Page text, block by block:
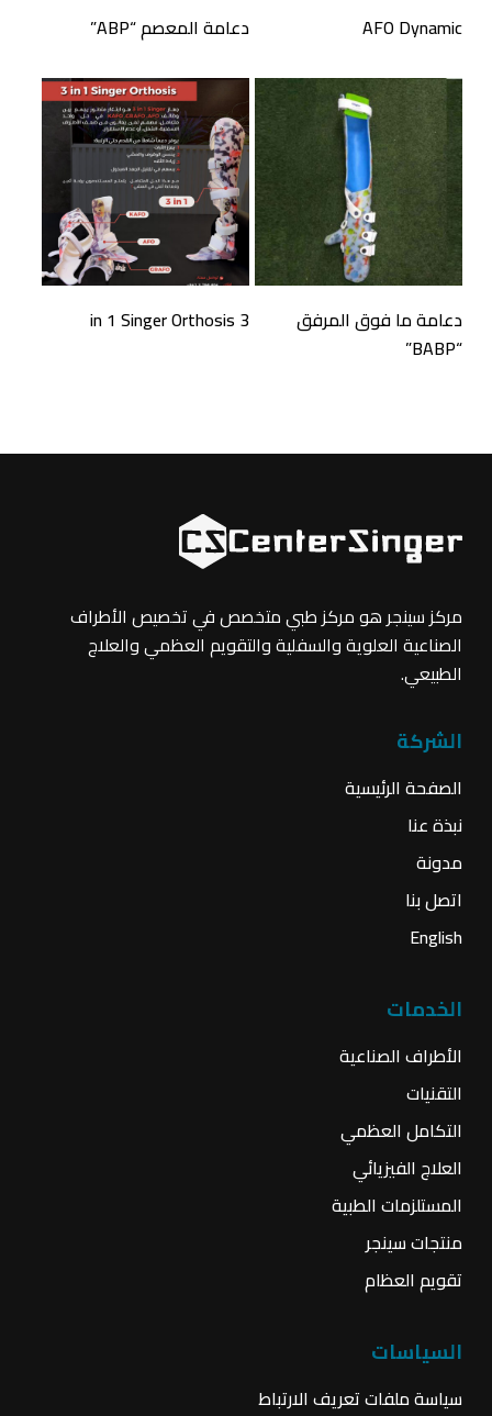
قراءة المزيد
AFO Dynamic قراءة المزيد
دعامة المعصم “ABP”
قراءة المزيد
دعامة ما فوق المرفق
“BABP”
قراءة المزيد 3 in 1 Singer Orthosis
مركز سينجر هو مركز طبي متخصص في تخصيص الأطراف
الصناعية العلوية والسفلية والتقويم العظمي والعلاج
الطبيعي.
الشركة
الصفحة الرئيسية
نبذة عنا
مدونة
اتصل بنا
English
الخدمات
الأطراف الصناعية
التقنيات
التكامل العظمي
العلاج الفيزيائي
المستلزمات الطبية
منتجات سينجر
تقويم العظام
السياسات
سياسة ملفات تعريف الارتباط